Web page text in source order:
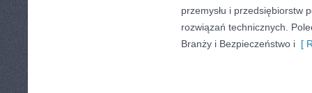
przemysłu i przedsiębiorstw
rozwiązań technicznych.
Branży i Bezpieczeństwo i [